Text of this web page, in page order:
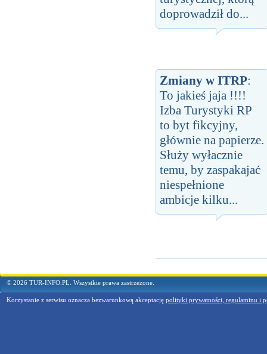
doprowadził do...
Zmiany w ITRP:
To jakieś jaja !!!!
Izba Turystyki RP
to byt fikcyjny,
głównie na papierze.
Służy wyłacznie
temu, by zaspakajać
niespełnione
ambicje kilku...
© 2026 TUR-INFO.PL. Wszystkie prawa zastrzeżone.
Korzystanie z serwisu oznacza bezwarunkową akceptację polityki prywatności, regulaminu i